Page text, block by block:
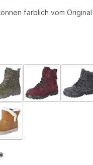
farblich vom